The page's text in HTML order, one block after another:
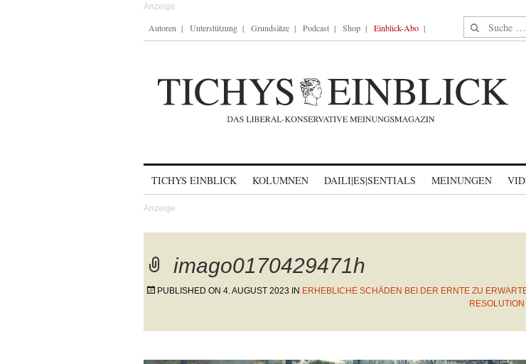
Autoren Unterstützung Grundsätze Podcast Shop Einblick-Abo Suche nach:
TICHYS EINBLICK KOLUMNEN DAILI|ES|SENTIALS MEINUNGEN
imago0170429471h
PUBLISHED ON 4. AUGUST 2023 IN ERHEBLICHE SCHÄDEN BEI DER ERNTE ZU